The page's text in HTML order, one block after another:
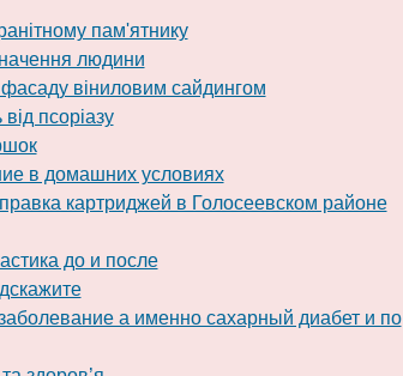
пам'ятнику
людини
віниловим сайдингом
псоріазу
в домашних условиях
картриджей в Голосеевском районе
до и после
а именно сахарный диабет и по